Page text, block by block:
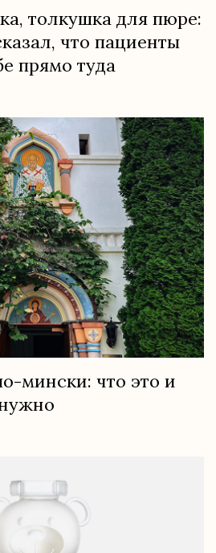
толкушка для пюре:
что пациенты
прямо туда
мински: что это и